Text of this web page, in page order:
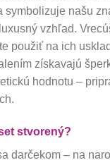
symbolizuje našu
vzhľad.
použiť na ich
získavajú
hodnotu –
stvorený?
darčekom – na